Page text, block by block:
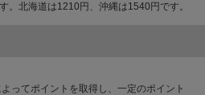
。北海道は1210円、沖縄は1540円です。
ってポイントを取得し、一定のポイント